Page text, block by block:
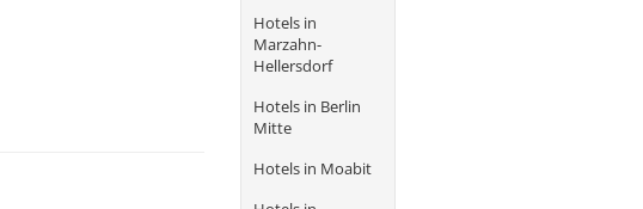
Hotels in
Marzahn-
Hellersdorf
Hotels in Berlin
Mitte
Hotels in Moabit